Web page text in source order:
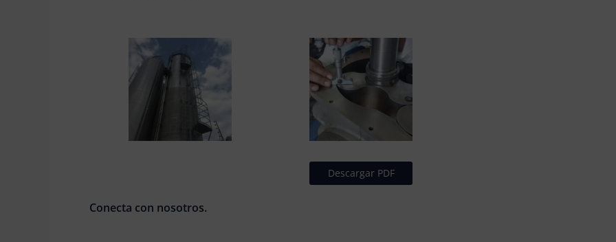
Descargar PDF
Conecta con nosotros.